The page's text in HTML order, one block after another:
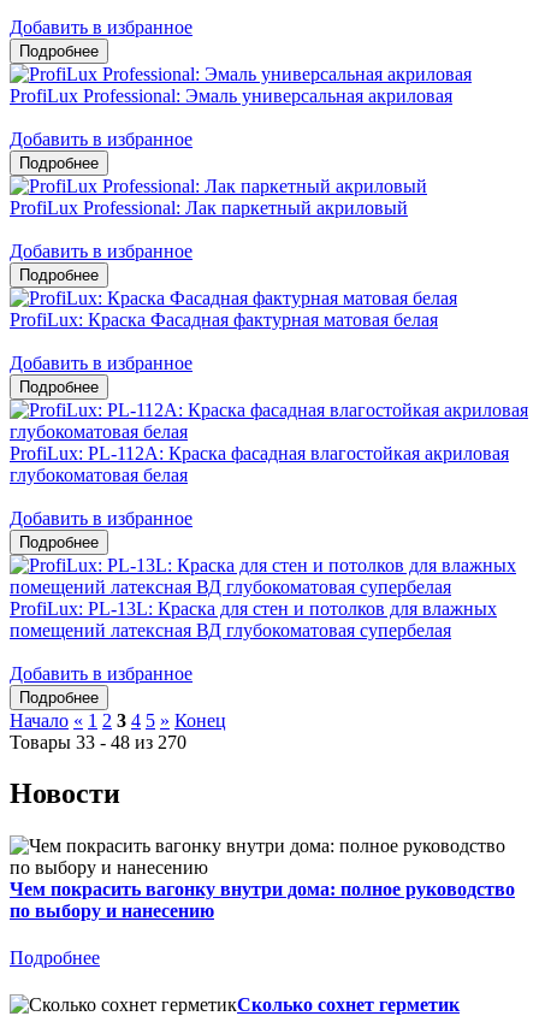
Добавить в избранное
ProfiLux Professional: Эмаль универсальная акриловая
Добавить в избранное
ProfiLux Professional: Лак паркетный акриловый
Добавить в избранное
ProfiLux: Краска Фасадная фактурная матовая белая
Добавить в избранное
ProfiLux: PL-112А: Краска фасадная влагостойкая акриловая
глубокоматовая белая
Добавить в избранное
ProfiLux: PL-13L: Краска для стен и потолков для влажных
помещений латексная ВД глубокоматовая супербелая
Добавить в избранное
Начало « 1 2 3 4 5 » Конец
Товары 33 - 48 из 270
Новости
Чем покрасить вагонку внутри дома: полное руководство
по выбору и нанесению
Подробнее
Сколько сохнет герметик